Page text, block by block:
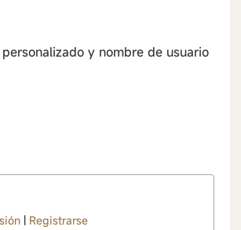
y nombre de usuario
| Registrarse